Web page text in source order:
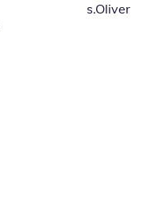
s.Oliver